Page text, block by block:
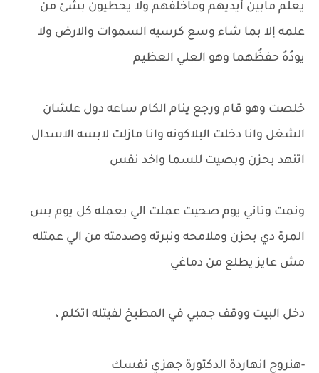
يعلم مابين أيديهم وماخلفهم ولا يحطيون بشئ من
علمه إلا بما شاء وسع كرسيه السموات والارض ولا
يودُهُ حفظُهما وهو العلي العظيم
خلصت وهو قام ورجع ينام الكام ساعه دول علشان
الشغل وانا دخلت البلاكونه وانا مازلت لابسه الاسدال
اتنهد بحزن وبصيت للسما واخد نفس
ونمت وتاني يوم صحيت عملت الي بعمله كل يوم بس
المرة دي بحزن وملامحه ونبرته وصدمته من الي عمتله
مش عايز يطلع من دماغي
دخل البيت ووقف جمبي في المطبخ لفيتله اتكلم ،
-هنروح انهاردة الدكتورة جهزي نفسك